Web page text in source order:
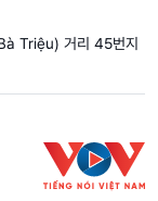
Triệu) 거리 45번지